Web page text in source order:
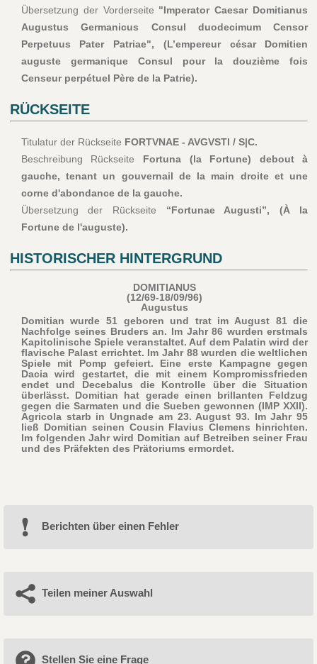
Übersetzung der Vorderseite "Imperator Caesar Domitianus
Augustus Germanicus Consul duodecimum Censor
Perpetuus Pater Patriae", (L’empereur césar Domitien
auguste germanique Consul pour la douzième fois
Censeur perpétuel Père de la Patrie).
RÜCKSEITE
Titulatur der Rückseite FORTVNAE - AVGVSTI / S|C.
Beschreibung Rückseite Fortuna (la Fortune) debout à
gauche, tenant un gouvernail de la main droite et une
corne d'abondance de la gauche.
Übersetzung der Rückseite “Fortunae Augusti”, (À la
Fortune de l'auguste).
HISTORISCHER HINTERGRUND
DOMITIANUS
(12/69-18/09/96)
Augustus
Domitian wurde 51 geboren und trat im August 81 die
Nachfolge seines Bruders an. Im Jahr 86 wurden erstmals
Kapitolinische Spiele veranstaltet. Auf dem Palatin wird der
flavische Palast errichtet. Im Jahr 88 wurden die weltlichen
Spiele mit Pomp gefeiert. Eine erste Kampagne gegen
Dacia wird gestartet, die mit einem Kompromissfrieden
endet und Decebalus die Kontrolle über die Situation
überlässt. Domitian hat gerade einen brillanten Feldzug
gegen die Sarmaten und die Sueben gewonnen (IMP XXII).
Agricola starb in Ungnade am 23. August 93. Im Jahr 95
ließ Domitian seinen Cousin Flavius Clemens hinrichten.
Im folgenden Jahr wird Domitian auf Betreiben seiner Frau
und des Präfekten des Prätoriums ermordet.
Berichten über einen Fehler
Teilen meiner Auswahl
Stellen Sie eine Frage